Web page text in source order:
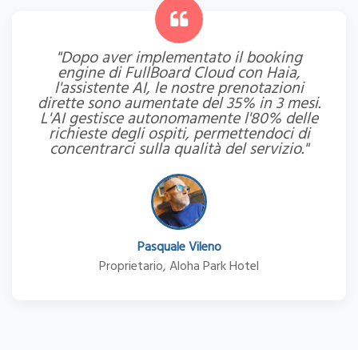
"Dopo aver implementato il booking
engine di FullBoard Cloud con Haia,
l'assistente AI, le nostre prenotazioni
dirette sono aumentate del 35% in 3 mesi.
L'AI gestisce autonomamente l'80% delle
richieste degli ospiti, permettendoci di
concentrarci sulla qualità del servizio."
Pasquale Vileno
Proprietario, Aloha Park Hotel